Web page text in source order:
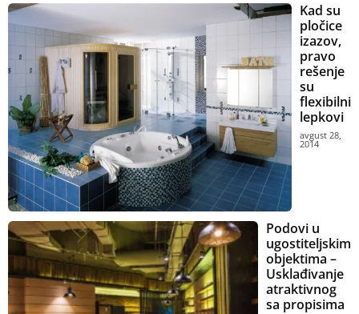
Kad su
pločice
izazov,
pravo
rešenje
su
flexibilni
lepkovi
avgust 28,
2014
Podovi u
ugostiteljskim
objektima –
Usklađivanje
atraktivnog
sa propisima